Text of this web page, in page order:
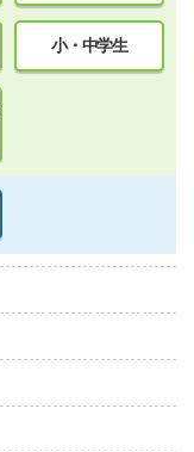
小・中学生